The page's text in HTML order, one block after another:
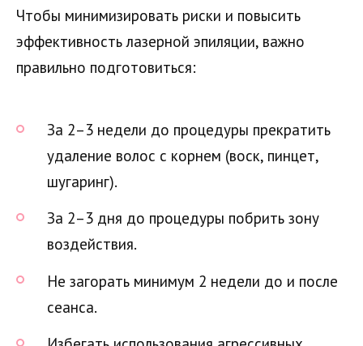
Чтобы минимизировать риски и повысить
эффективность лазерной эпиляции, важно
правильно подготовиться:
За 2–3 недели до процедуры прекратить
удаление волос с корнем (воск, пинцет,
шугаринг).
За 2–3 дня до процедуры побрить зону
воздействия.
Не загорать минимум 2 недели до и после
сеанса.